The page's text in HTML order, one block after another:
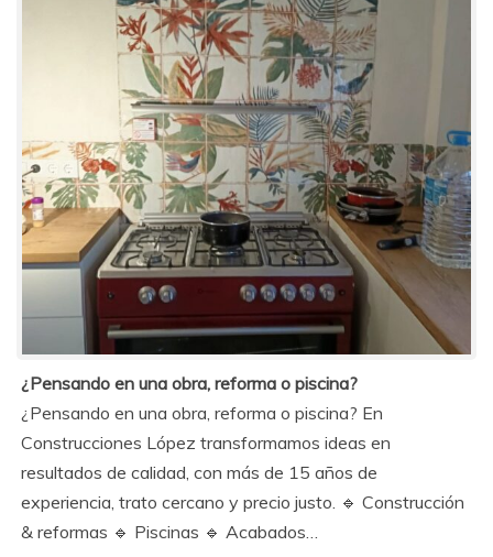
¿Pensando en una obra, reforma o piscina?
¿Pensando en una obra, reforma o piscina? En
Construcciones López transformamos ideas en
resultados de calidad, con más de 15 años de
experiencia, trato cercano y precio justo. 🔹 Construcción
& reformas 🔹 Piscinas 🔹 Acabados…